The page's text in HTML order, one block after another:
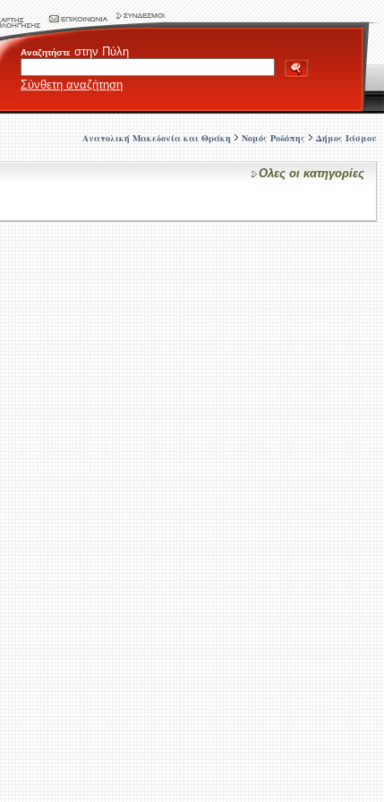
Αναζητήστε στην Πύλη
Σύνθετη αναζήτηση
Ανατολική Μακεδονία και Θράκη Νομός Ροδόπης Δήμος Ιάσμου
Ολες οι κατηγορίες